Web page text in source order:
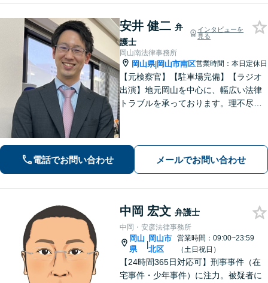
安井 健二 弁
護士
インタビューを
見る
岡山南法律事務所
岡山県|岡山市南区営業時間：本日定休日
【元検察官】【駐車場完備】【ラジオ
出演】地元岡山を中心に、幅広い法律
トラブルを承っております。理不尽な
にご相談ください【WEB面談｜夜間面
談可】
電話でお問い合わせ メールでお問い合わせ
中岡 宏文 弁護士
中岡・安彦法律事務所
岡山
県
|
岡山市
北区
営業時間：09:00~23:59
（土日祝日）
【24時間365日対応可】刑事事件（在
宅事件・少年事件）に注力。被疑者に